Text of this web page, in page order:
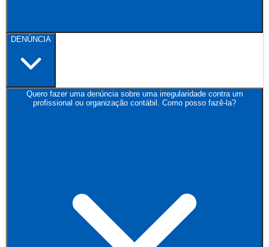
DENÚNCIA
Quero fazer uma denúncia sobre uma irregularidade contra um
profissional ou organização contábil. Como posso fazê-la?